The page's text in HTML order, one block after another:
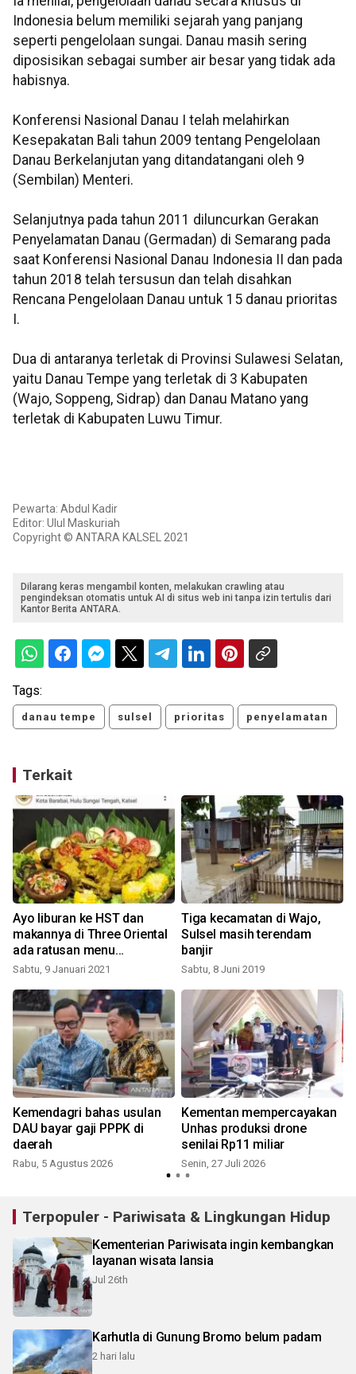
Indonesia belum memiliki sejarah yang panjang
seperti pengelolaan sungai. Danau masih sering
diposisikan sebagai sumber air besar yang tidak ada
habisnya.
Konferensi Nasional Danau I telah melahirkan
Kesepakatan Bali tahun 2009 tentang Pengelolaan
Danau Berkelanjutan yang ditandatangani oleh 9
(Sembilan) Menteri.
Selanjutnya pada tahun 2011 diluncurkan Gerakan
Penyelamatan Danau (Germadan) di Semarang pada
saat Konferensi Nasional Danau Indonesia II dan pada
tahun 2018 telah tersusun dan telah disahkan
Rencana Pengelolaan Danau untuk 15 danau prioritas
I.
Dua di antaranya terletak di Provinsi Sulawesi Selatan,
yaitu Danau Tempe yang terletak di 3 Kabupaten
(Wajo, Soppeng, Sidrap) dan Danau Matano yang
terletak di Kabupaten Luwu Timur.
Pewarta: Abdul Kadir
Editor: Ulul Maskuriah
Copyright © ANTARA KALSEL 2021
Dilarang keras mengambil konten, melakukan crawling atau
pengindeksan otomatis untuk AI di situs web ini tanpa izin tertulis dari
Kantor Berita ANTARA.
Tags:
danau tempe sulsel prioritas penyelamatan
Terkait
Ayo liburan ke HST dan
makannya di Three Oriental
ada ratusan menu
Nusantara
Sabtu, 9 Januari 2021
Tiga kecamatan di Wajo,
Sulsel masih terendam
banjir
Sabtu, 8 Juni 2019
Kemendagri bahas usulan
DAU bayar gaji PPPK di
daerah
Rabu, 5 Agustus 2026
Kementan mempercayakan
Unhas produksi drone
senilai Rp11 miliar
Senin, 27 Juli 2026
Terpopuler - Pariwisata & Lingkungan Hidup
Kementerian Pariwisata ingin kembangkan
layanan wisata lansia
Jul 26th
Karhutla di Gunung Bromo belum padam
2 hari lalu